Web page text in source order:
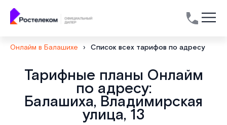
Онлайм в Балашихе › Список всех тарифов по адресу
Тарифные планы Онлайм
по адресу:
Балашиха, Владимирская
улица, 13